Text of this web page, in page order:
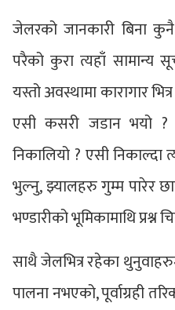
जेलरको जानकारी बिना
परैको कुरा त्यहाँ सामान्य
यस्तो अवस्थामा कारागार
एसी कसरी जडान भयो
निकालियो ? एसी निकाल्दा
भुल्नु, झ्यालहरु गुम्म पारेर
भण्डारीको भूमिकामाथि प्रश्न
साथै जेलभित्र रहेका
पालना नभएको, पूर्वाग्रही